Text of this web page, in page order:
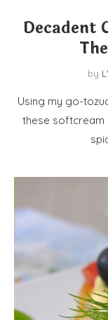
Decadent
by
Using my go-
these softcream